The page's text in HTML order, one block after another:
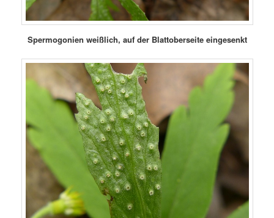
Spermogonien weißlich, auf der Blattoberseite eingesenkt